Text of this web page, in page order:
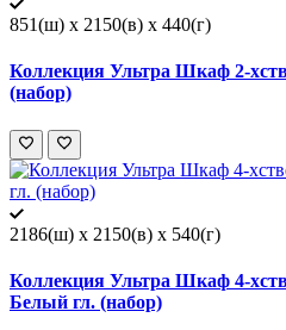
851(ш) x 2150(в) x 440(г)
Коллекция Ультра Шкаф 2-
(набор)
2186(ш) x 2150(в) x 540(г)
Коллекция Ультра Шкаф 4-
Белый гл. (набор)